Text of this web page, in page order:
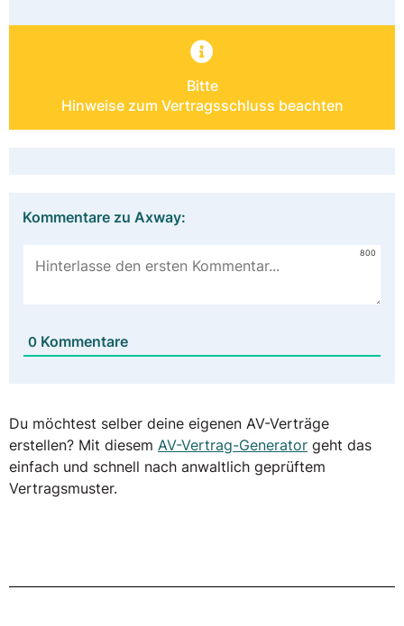
Bitte
Hinweise zum Vertragsschluss beachten
Kommentare zu Axway:
800
0 Kommentare
Du möchtest selber deine eigenen AV-Verträge
erstellen? Mit diesem AV-Vertrag-Generator geht das
einfach und schnell nach anwaltlich geprüftem
Vertragsmuster.